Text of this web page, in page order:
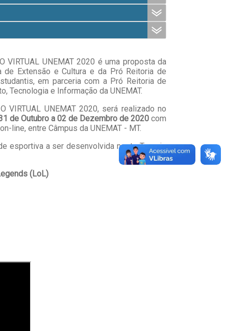
VIRTUAL UNEMAT 2020 é uma proposta da
de Extensão e Cultura e da Pró Reitoria de
em parceria com a Pró Reitoria de
Tecnologia e Informação da UNEMAT.
VIRTUAL UNEMAT 2020, será realizado no
de Outubro a 02 de Dezembro de 2020 com
line, entre Câmpus da UNEMAT - MT.
esportiva a ser desenvolvida neste Torneio
(LoL)